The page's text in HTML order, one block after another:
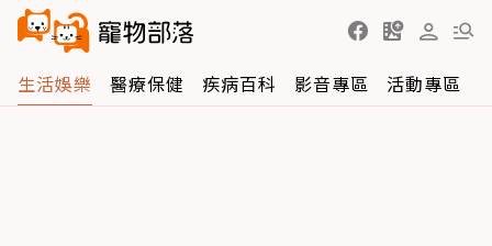
生活娛樂 醫療保健 疾病百科 影音專區 活動專區